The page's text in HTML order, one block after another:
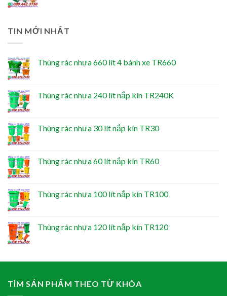
TIN MỚI NHẤT
Thùng rác nhựa 660 lít 4 bánh xe TR660
Thùng rác nhựa 240 lít nắp kín TR240K
Thùng rác nhựa 30 lít nắp kín TR30
Thùng rác nhựa 60 lít nắp kín TR60
Thùng rác nhựa 100 lít nắp kín TR100
Thùng rác nhựa 120 lít nắp kín TR120
TÌM SẢN PHẨM THEO TỪ KHÓA